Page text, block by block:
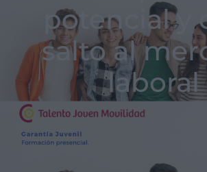
potencial y
salto al
laboral